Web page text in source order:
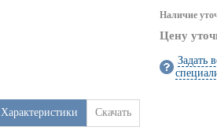
Наличие
Цену
Задать
Характеристики Скачать